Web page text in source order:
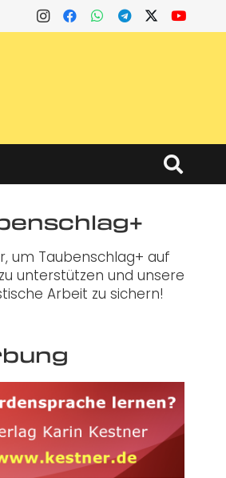
um Taubenschlag+ auf
unterstützen und unsere
Arbeit zu sichern!